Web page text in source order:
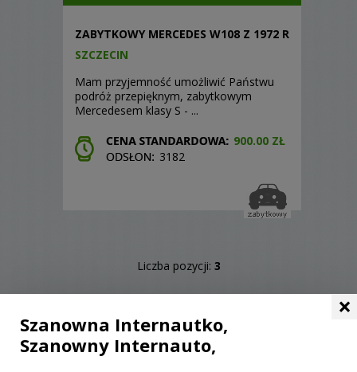
ZABYTKOWY MERCEDES W108 Z 1972 R
SZCZECIN
Mam przyjemność umożliwić Państwu
podróż przepięknym, zabytkowym
Mercedesem klasy S - ...
900.00 ZŁ
3182
Liczba pozycji: 3
×
Szanowna Internautko,
Szanowny Internauto,